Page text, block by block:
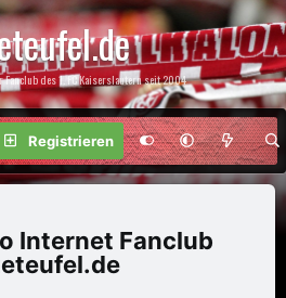
des 1. FC Kaiserslautern seit 2004
Registrieren
Internet Fanclub